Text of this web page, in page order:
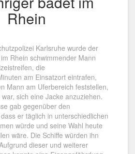
Rhein
Karlsruhe wurde der
Rhein schwimmender Mann
die
am Einsatzort eintrafen,
Mann am Uferbereich feststellen,
sich eine Jacke anzuziehen.
gab gegenüber den
er täglich in unterschiedlichen
würde und seine Wahl heute
wäre. Die Schiffe würden ihn
dieser und weiterer